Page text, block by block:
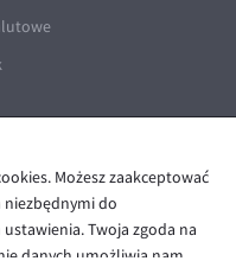
Możesz zaakceptować
niezbędnymi do
Twoja zgoda na
danych umożliwia nam
Regulaminy
|